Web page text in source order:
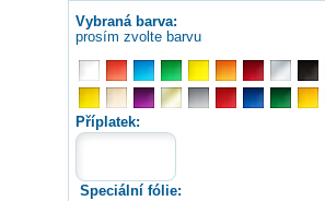
Vybraná barva:
prosím zvolte barvu
Příplatek:
Speciální fólie: